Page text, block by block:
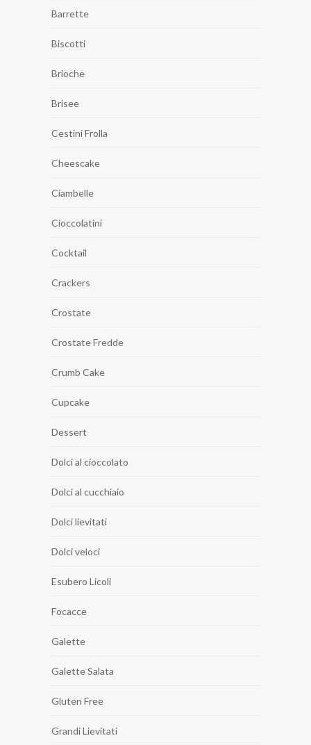
Barrette
Biscotti
Brioche
Brisee
Cestini Frolla
Cheescake
Ciambelle
Cioccolatini
Cocktail
Crackers
Crostate
Crostate Fredde
Crumb Cake
Cupcake
Dessert
Dolci al cioccolato
Dolci al cucchiaio
Dolci lievitati
Dolci veloci
Esubero Licoli
Focacce
Galette
Galette Salata
Gluten Free
Grandi Lievitati